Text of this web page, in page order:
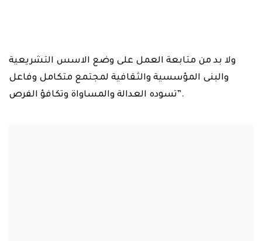
ولا بد من متابعة العمل على وضع الاسس التشريعية
والبنى المؤسسية والثقافية لمجتمع متكامل وفاعل
تسوده العدالة والمساواة وتكافؤ الفرص”.